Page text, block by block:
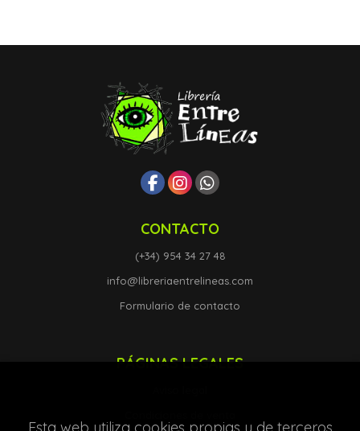
CONTACTO
(+34) 954 34 27 48
info@libreriaentrelineas.com
Formulario de contacto
PÁGINAS LEGALES
Esta web utiliza cookies propias y de terceros